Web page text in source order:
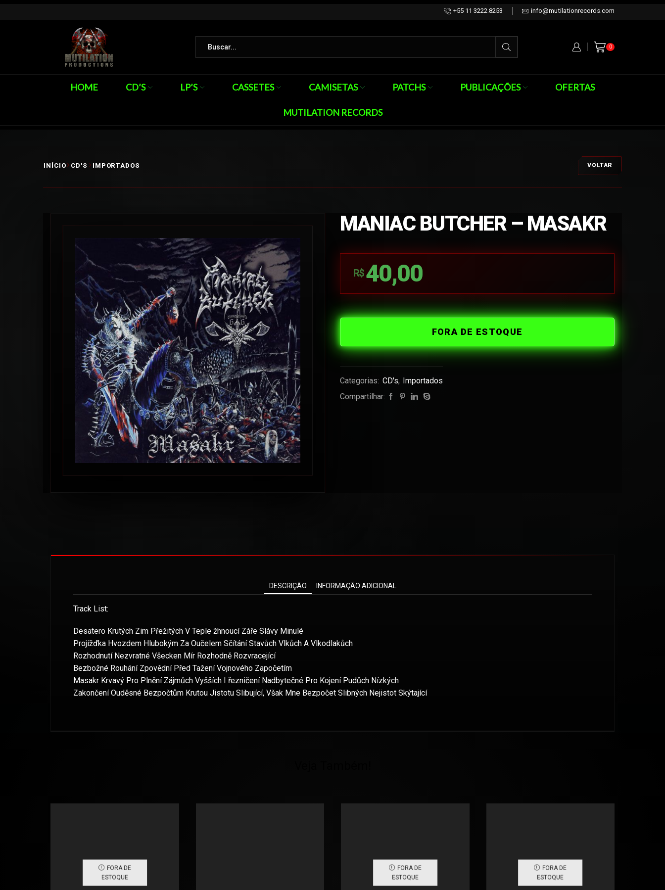
+55 11 3222.8253 info@mutilationrecords.com
0
HOME CD’S LP’S CASSETES CAMISETAS PATCHS PUBLICAÇÕES OFERTAS
MUTILATION RECORDS
INÍCIO CD'S IMPORTADOS VOLTAR
MANIAC BUTCHER – MASAKR
R$ 40,00
FORA DE ESTOQUE
Categorias: CD's, Importados
Compartilhar:
DESCRIÇÃO INFORMAÇÃO ADICIONAL
Track List:
Desatero Krutých Zim Přežitých V Teple žhnoucí Záře Slávy Minulé
Projížďka Hvozdem Hlubokým Za Oučelem Sčítání Stavůch Vlkůch A Vlkodlakůch
Rozhodnutí Nezvratné Všecken Mír Rozhodně Rozvracející
Bezbožné Rouhání Zpovědní Před Tažení Vojnového Započetím
Masakr Krvavý Pro Plnění Zájmůch Vyšších I řezničení Nadbytečné Pro Kojení Pudůch Nízkých
Zakončení Ouděsné Bezpočtům Krutou Jistotu Slibující, Však Mne Bezpočet Slibných Nejistot Skýtající
FORA DE
ESTOQUE
FORA DE
ESTOQUE
FORA DE
ESTOQUE